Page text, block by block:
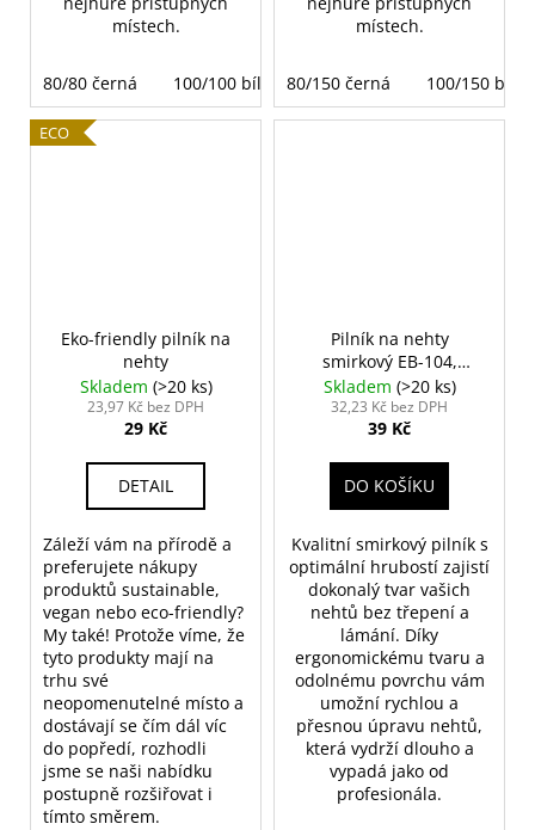
místech.
80/80 černá 100/100 bílá 180/180 šedá 180/180
místech.
80/150 černá 100/150 bílá
ECO
Eko-friendly pilník na
nehty
Skladem (>20 ks)
23,97 Kč bez DPH
29 Kč
DETAIL
Záleží vám na přírodě a
preferujete nákupy
produktů sustainable,
vegan nebo eco-friendly?
My také! Protože víme, že
tyto produkty mají na
trhu své
neopomenutelné místo a
dostávají se čím dál víc
do popředí, rozhodli
jsme se naši nabídku
postupně rozšiřovat i
tímto směrem.
Pilník na nehty
smirkový EB-104,
béžový
Skladem (>20 ks)
32,23 Kč bez DPH
39 Kč
DO KOŠÍKU
Kvalitní smirkový pilník s
optimální hrubostí zajistí
dokonalý tvar vašich
nehtů bez třepení a
lámání. Díky
ergonomickému tvaru a
odolnému povrchu vám
umožní rychlou a
přesnou úpravu nehtů,
která vydrží dlouho a
vypadá jako od
profesionála.